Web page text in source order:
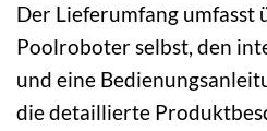
Der Lieferumfang umfasst
Poolroboter selbst, den
und eine
die detaillierte